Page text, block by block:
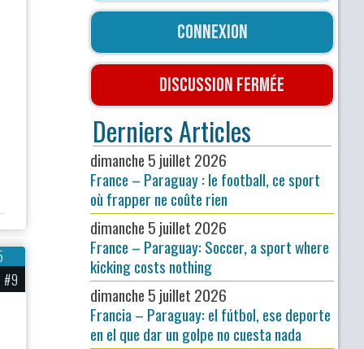
#9
Connexion
Discussion fermée
Derniers Articles
dimanche 5 juillet 2026
France – Paraguay : le football, ce sport
où frapper ne coûte rien
dimanche 5 juillet 2026
France – Paraguay: Soccer, a sport where
kicking costs nothing
dimanche 5 juillet 2026
Francia – Paraguay: el fútbol, ese deporte
en el que dar un golpe no cuesta nada